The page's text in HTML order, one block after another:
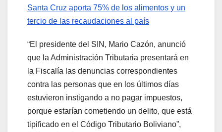
Santa Cruz aporta 75% de los alimentos y un
tercio de las recaudaciones al país
“El presidente del SIN, Mario Cazón, anunció
que la Administración Tributaria presentará en
la Fiscalía las denuncias correspondientes
contra las personas que en los últimos días
estuvieron instigando a no pagar impuestos,
porque estarían cometiendo un delito, que está
tipificado en el Código Tributario Boliviano”,